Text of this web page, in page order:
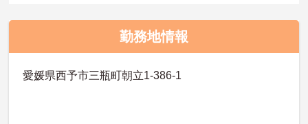
勤務地情報
愛媛県西予市三瓶町朝立1-386-1